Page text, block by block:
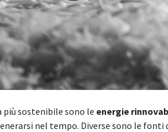
sostenibile sono le energie
nel tempo. Diverse sono le fonti